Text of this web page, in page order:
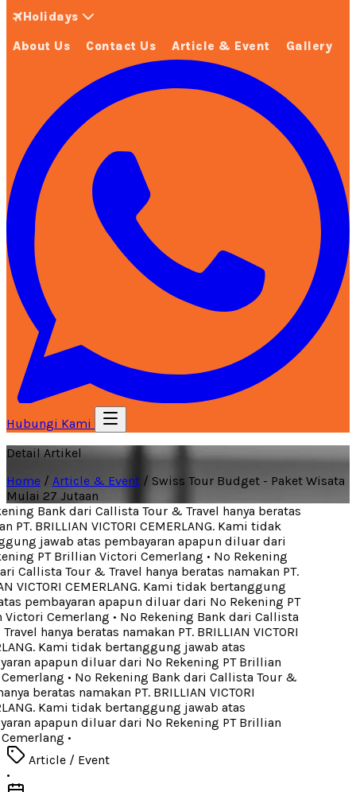
Holidays
About Us Contact Us Article & Event Gallery
Hubungi Kami
Detail Artikel
Home / Article & Event / Swiss Tour Budget - Paket Wisata
Mulai 27 Jutaan
Bank dari Callista Tour & Travel hanya beratas
PT. BRILLIAN VICTORI CEMERLANG. Kami tidak
jawab atas pembayaran apapun diluar dari
PT Brillian Victori Cemerlang• No Rekening
Callista Tour & Travel hanya beratas namakan PT.
VICTORI CEMERLANG. Kami tidak bertanggung
pembayaran apapun diluar dari No Rekening PT
Cemerlang• No Rekening Bank dari Callista
hanya beratas namakan PT. BRILLIAN VICTORI
Kami tidak bertanggung jawab atas
apapun diluar dari No Rekening PT Brillian
• No Rekening Bank dari Callista Tour &
beratas namakan PT. BRILLIAN VICTORI
Kami tidak bertanggung jawab atas
apapun diluar dari No Rekening PT Brillian
•
Article / Event
•